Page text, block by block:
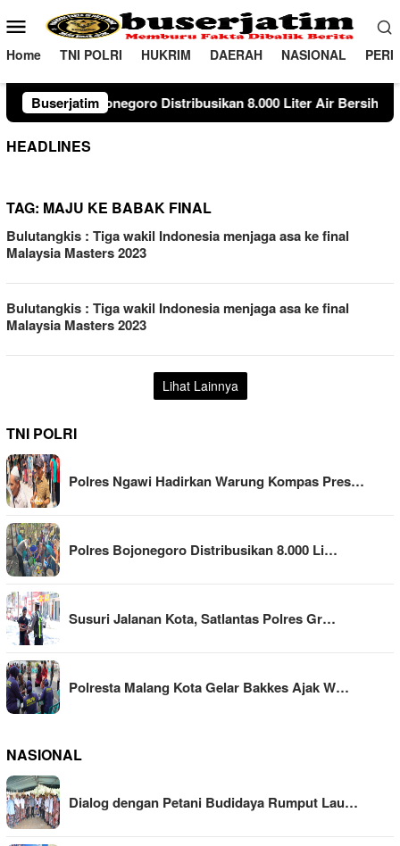
ke
konten
Menu
Mobile
Home TNI POLRI HUKRIM DAERAH NASIONAL
Buserjatim
Distribusikan 8.000 Liter Air Bersih untuk Warga Ngambon
HEADLINES
TAG: MAJU KE BABAK FINAL
Bulutangkis : Tiga wakil Indonesia menjaga asa ke final
Malaysia Masters 2023
Bulutangkis : Tiga wakil Indonesia menjaga asa ke final
Malaysia Masters 2023
Lihat Lainnya
TNI POLRI
Polres Ngawi Hadirkan Warung Kompas Pres…
Polres Bojonegoro Distribusikan 8.000 Li…
Susuri Jalanan Kota, Satlantas Polres Gr…
Polresta Malang Kota Gelar Bakkes Ajak W…
NASIONAL
Dialog dengan Petani Budidaya Rumput Lau…